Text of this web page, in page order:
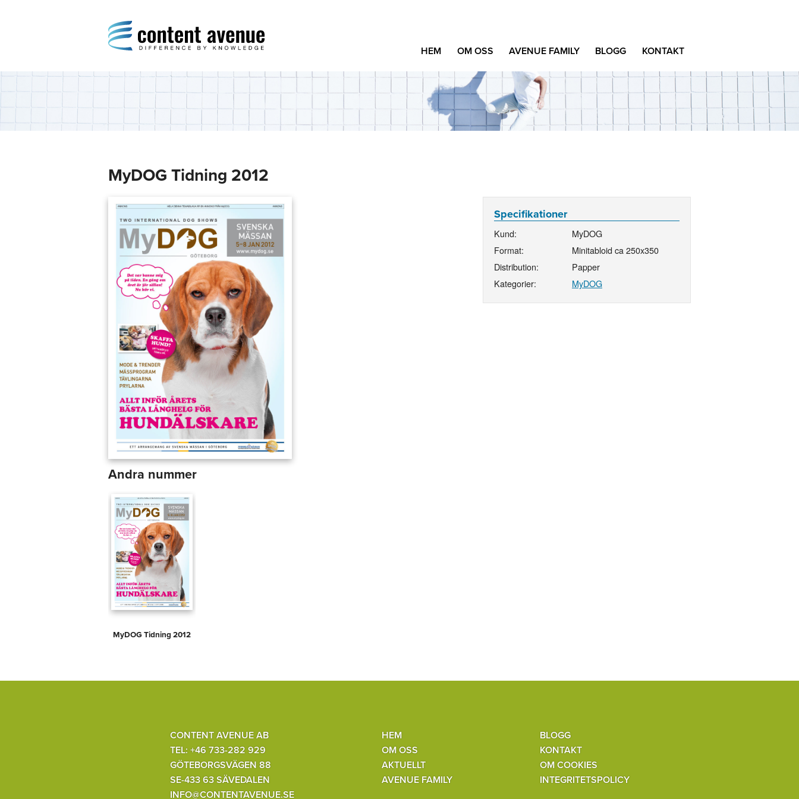
Difference by Knowledge
HEM OM OSS AVENUE FAMILY BLOGG KONTAKT
MyDOG Tidning 2012
Specifikationer
Kund:
MyDOG
Format:
Minitabloid ca 250x350
Distribution:
Papper
Kategorier:
MyDOG
Andra nummer
MyDOG Tidning 2012
CONTENT AVENUE AB
TEL: +46 733-282 929
GÖTEBORGSVÄGEN 88
SE-433 63 SÄVEDALEN
INFO@CONTENTAVENUE.SE
HEM
OM OSS
AKTUELLT
AVENUE FAMILY
BLOGG
KONTAKT
OM COOKIES
INTEGRITETSPOLICY